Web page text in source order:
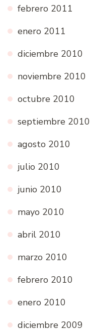
febrero 2011
enero 2011
diciembre 2010
noviembre 2010
octubre 2010
septiembre 2010
agosto 2010
julio 2010
junio 2010
mayo 2010
abril 2010
marzo 2010
febrero 2010
enero 2010
diciembre 2009